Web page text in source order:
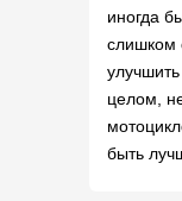
иногда
слишком
целом,
быть